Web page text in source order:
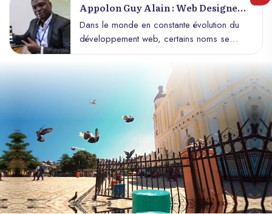
Appolon Guy Alain : Web Designer
De Référence En Haïti
Dans le monde en constante évolution du
développement web, certains noms se
démarquent par leur expertise, leur
partage des connaissances. Parmi eux,
Appolon Guy Alain brille comme un phare
dans l’industrie du web design en Haïti.
Avec plus de 70 sites internet à son actif,
des systèmes intranet et bien d’autres
projets, il est reconnu comme une
référence incontestable dans son domaine.
Ce qui distingue les réalisations d’Appolon
sont les interfaces attrayantes qu’il crée.
Des sites tels que